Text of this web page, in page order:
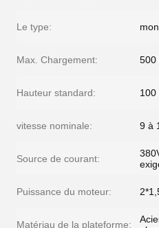
Le type:
Max. Chargement: 500
Hauteur standard: 100
vitesse nominale: 9 à
Source de courant:
Puissance du moteur:
Matériau de la plateforme: